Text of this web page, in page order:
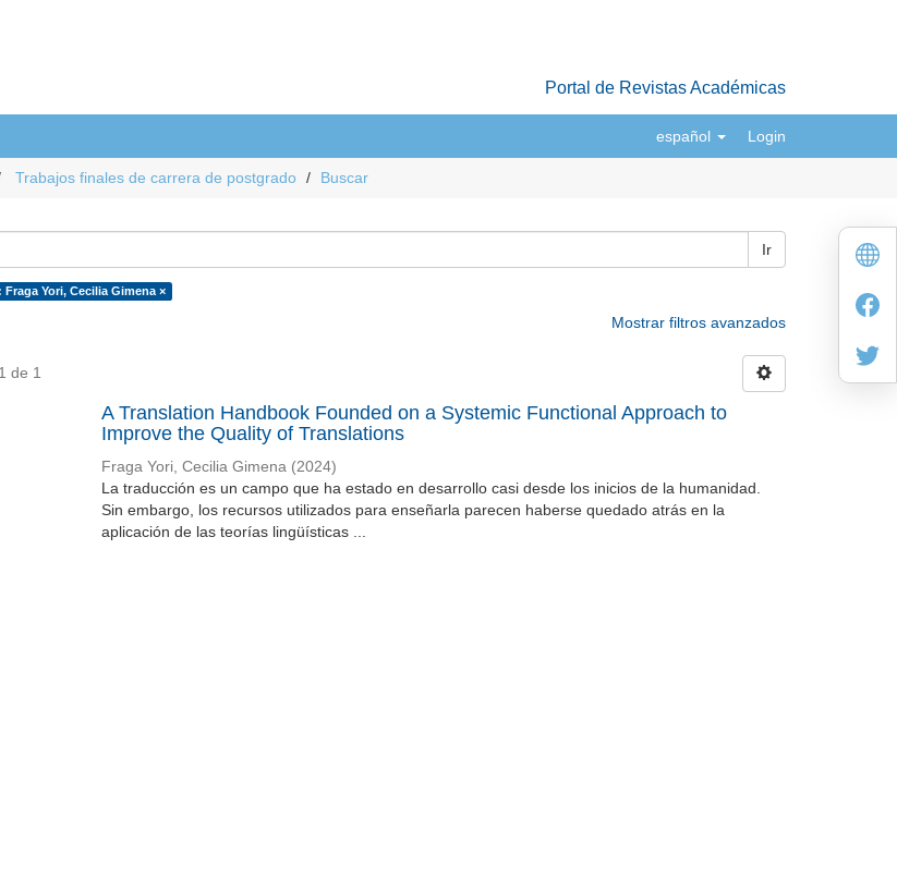
Portal de Revistas Académicas
español Login
Trabajos finales de carrera de postgrado Buscar
Ir
Yori, Cecilia Gimena ×
Mostrar filtros avanzados
de 1
A Translation Handbook Founded on a Systemic Functional Approach to
Improve the Quality of Translations
Fraga Yori, Cecilia Gimena (2024)
La traducción es un campo que ha estado en desarrollo casi desde los inicios de la humanidad.
Sin embargo, los recursos utilizados para enseñarla parecen haberse quedado atrás en la
aplicación de las teorías lingüísticas ...